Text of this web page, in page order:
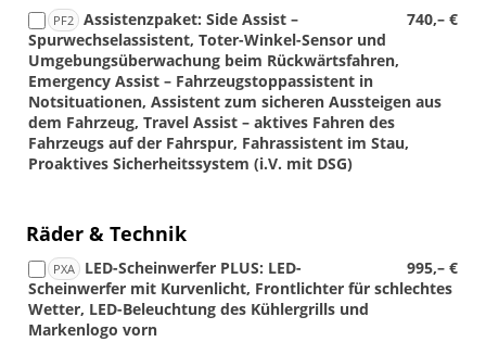
PF2 740,– €
Assistenzpaket: Side Assist –
Spurwechselassistent, Toter-Winkel-Sensor und
Umgebungsüberwachung beim Rückwärtsfahren,
Emergency Assist – Fahrzeugstoppassistent in
Notsituationen, Assistent zum sicheren Aussteigen aus
dem Fahrzeug, Travel Assist – aktives Fahren des
Fahrzeugs auf der Fahrspur, Fahrassistent im Stau,
Proaktives Sicherheitssystem (i.V. mit DSG)
Räder & Technik
PXA 995,– €
LED-Scheinwerfer PLUS: LED-
Scheinwerfer mit Kurvenlicht, Frontlichter für schlechtes
Wetter, LED-Beleuchtung des Kühlergrills und
Markenlogo vorn